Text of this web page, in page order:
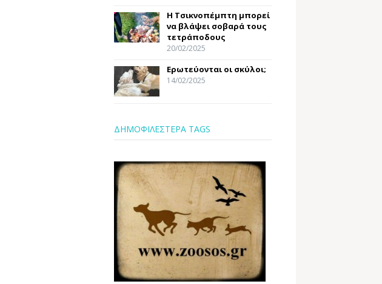
Η Τσικνοπέμπτη μπορεί
να βλάψει σοβαρά τους
τετράποδους
20/02/2025
Ερωτεύονται οι σκύλοι;
14/02/2025
ΔΗΜΟΦΙΛΕΣΤΕΡΑ TAGS